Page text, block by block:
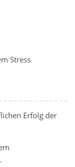
Stress
Erfolg der